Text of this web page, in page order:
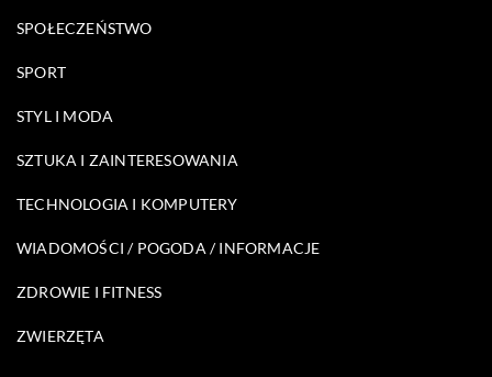
SPOŁECZEŃSTWO
SPORT
STYL I MODA
SZTUKA I ZAINTERESOWANIA
TECHNOLOGIA I KOMPUTERY
WIADOMOŚCI / POGODA / INFORMACJE
ZDROWIE I FITNESS
ZWIERZĘTA